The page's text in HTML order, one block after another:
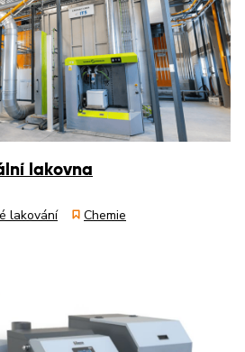
lakovna
lakování Chemie